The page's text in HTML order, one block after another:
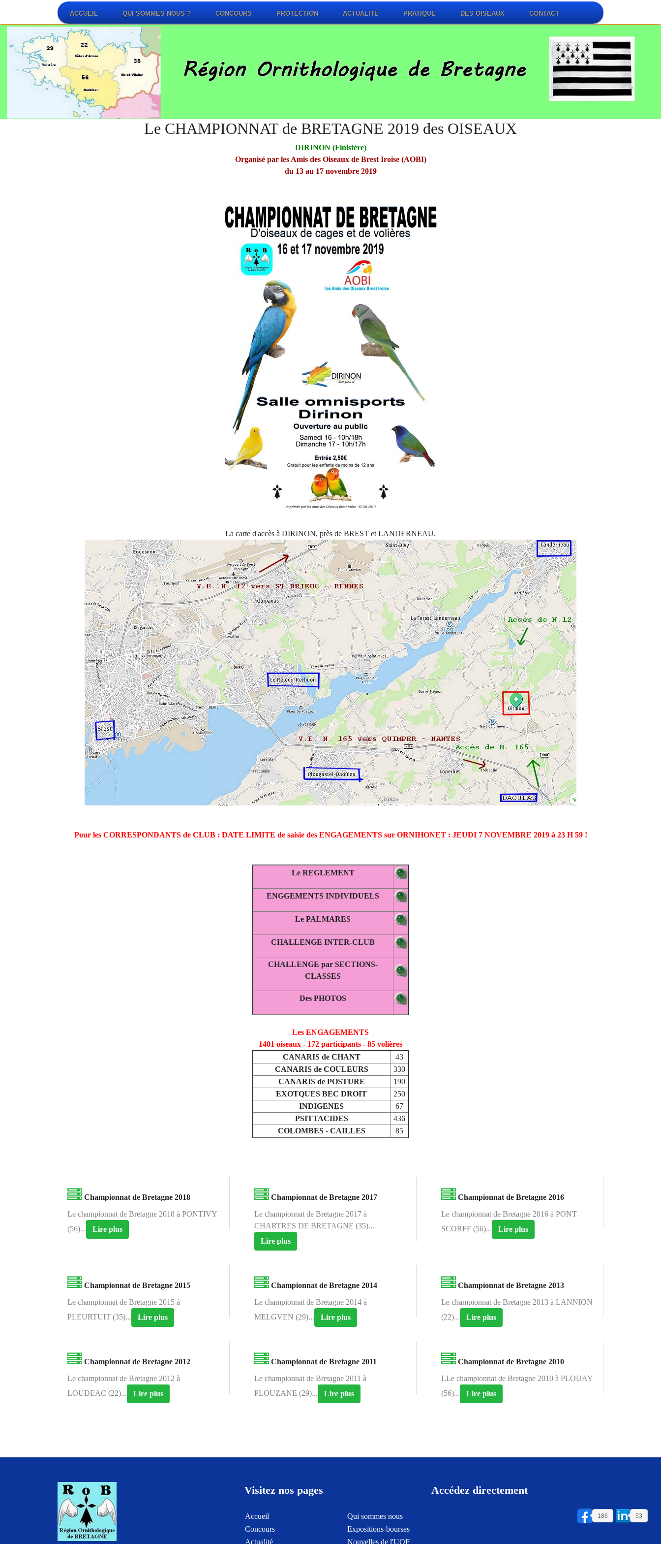
ACCUEIL QUI SOMMES NOUS ? CONCOURS PROTECTION ACTUALITÉ PRATIQUE DES OISEAUX CONTACT
Le CHAMPIONNAT de BRETAGNE 2019 des OISEAUX
DIRINON (Finistère)
Organisé par les Amis des Oiseaux de Brest Iroise (AOBI)
du 13 au 17 novembre 2019
La carte d'accès à DIRINON, près de BREST et LANDERNEAU.
Pour les CORRESPONDANTS de CLUB : DATE LIMITE de saisie des ENGAGEMENTS sur ORNIHONET : JEUDI 7 NOVEMBRE 2019 à 23 H 59 !
Le REGLEMENT
ENGGEMENTS INDIVIDUELS
Le PALMARES
CHALLENGE INTER-CLUB
CHALLENGE par SECTIONS-
CLASSES
Des PHOTOS
Les ENGAGEMENTS
1401 oiseaux - 172 participants - 85 volières
CANARIS de CHANT
43
CANARIS de COULEURS
330
CANARIS de POSTURE
190
EXOTQUES BEC DROIT
250
INDIGENES
67
PSITTACIDES
436
COLOMBES - CAILLES
85
Championnat de Bretagne 2018
Le championnat de Bretagne 2018 à PONTIVY
(56)...
Lire plus
Championnat de Bretagne 2017
Le championnat de Bretagne 2017 à
CHARTRES DE BRETAGNE (35)...
Lire plus
Championnat de Bretagne 2016
Le championnat de Bretagne 2016 à PONT
SCORFF (56)...
Lire plus
Championnat de Bretagne 2015
Le championnat de Bretagne 2015 à
PLEURTUIT (35)...
Lire plus
Championnat de Bretagne 2014
Le championnat de Bretagne 2014 à
MELGVEN (29)...
Lire plus
Championnat de Bretagne 2013
Le championnat de Bretagne 2013 à LANNION
(22)...
Lire plus
Championnat de Bretagne 2012
Le championnat de Bretagne 2012 à
LOUDEAC (22)...
Lire plus
Championnat de Bretagne 2011
Le championnat de Bretagne 2011 à
PLOUZANE (29)...
Lire plus
Championnat de Bretagne 2010
LLe championnat de Bretagne 2010 à PLOUAY
(56)...
Lire plus
186 53
Visitez nos pages
Accueil
Qui sommes nous
Concours
Expositions-bourses
Actualité
Nouvelles de l'UOF
Accédez directement